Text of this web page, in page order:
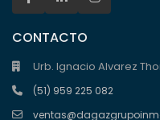
CONTACTO
Urb. Ignacio Alvarez
(51) 959 225 082